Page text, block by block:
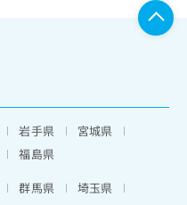
岩手県
宮城県
福島県
群馬県
埼玉県